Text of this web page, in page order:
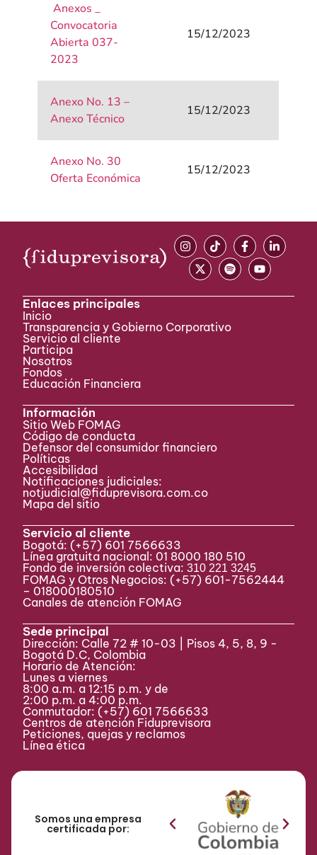
Anexos _
Convocatoria
Abierta 037-
2023
15/12/2023
Anexo No. 13 –
Anexo Técnico
15/12/2023
Anexo No. 30
Oferta Económica
15/12/2023
Enlaces principales
Inicio
Transparencia y Gobierno Corporativo
Servicio al cliente
Participa ​
Nosotros
Fondos
Educación Financiera
Información
Sitio Web FOMAG
Código de conducta
Defensor del consumidor financiero
Políticas
Accesibilidad
Notificaciones judiciales:
notjudicial@fiduprevisora.com.co
Mapa del sitio
Servicio al cliente
Bogotá: (+57) 601 7566633
Línea gratuita nacional: 01 8000 180 510
Fondo de inversión colectiva:310 221 3245
FOMAG y Otros Negocios: (+57) 601-7562444
– 018000180510
Canales de atención FOMAG
Sede principal
Dirección: Calle 72 # 10-03 | Pisos 4, 5, 8, 9 -
Bogotá D.C, Colombia
Horario de Atención:
Lunes a viernes
8:00 a.m. a 12:15 p.m. y de
2:00 p.m. a 4:00 p.m.
Conmutador: (+57) 601 7566633
Centros de atención Fiduprevisora
Peticiones, quejas y reclamos
Línea ética
Somos una empresa
certificada por: